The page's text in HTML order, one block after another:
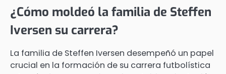
¿Cómo moldeó la familia de Steffen
Iversen su carrera?
La familia de Steffen Iversen desempeñó un papel
crucial en la formación de su carrera futbolística